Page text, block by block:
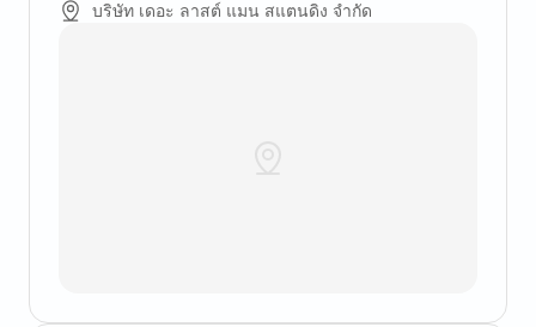
บริษัท เดอะ ลาสต์ แมน สแตนดิง จำกัด